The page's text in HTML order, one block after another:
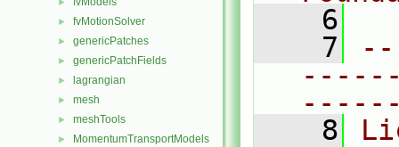
► fvMotionSolver
► genericPatches
► genericPatchFields
► lagrangian
► mesh
► meshTools
► MomentumTransportModels
    6
    7
    8